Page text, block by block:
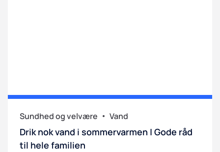
Sundhed og velvære Vand
Drik nok vand i sommervarmen | Gode råd
til hele familien